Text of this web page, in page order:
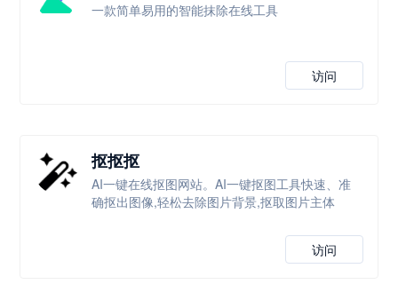
一款简单易用的智能抹除在线工具
访问
抠抠抠
AI一键在线抠图网站。AI一键抠图工具快速、准
确抠出图像,轻松去除图片背景,抠取图片主体
访问